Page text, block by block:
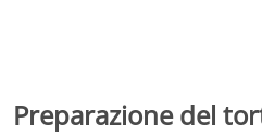
Preparazione del